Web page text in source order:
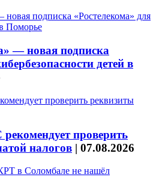
— новая подписка
детей в
проверить
налогов | 07.08.2026